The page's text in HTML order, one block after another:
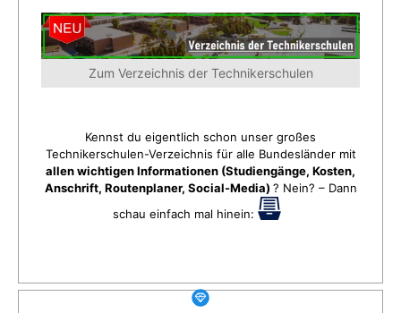
Zum Verzeichnis der Technikerschulen
Kennst du eigentlich schon unser großes
Technikerschulen-Verzeichnis für alle Bundesländer mit
allen wichtigen Informationen (Studiengänge, Kosten,
Anschrift, Routenplaner, Social-Media) ? Nein? – Dann
schau einfach mal hinein: